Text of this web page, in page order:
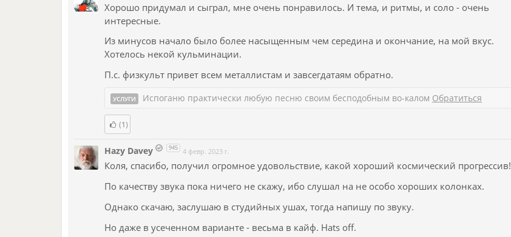
Хорошо придумал и сыграл, мне очень понравилось. И тема, и ритмы, и соло - очень
интересные.
Из минусов начало было более насыщенным чем середина и окончание, на мой вкус.
Хотелось некой кульминации.
П.с. физкульт привет всем металлистам и завсегдатаям обратно.
УСЛУГИ Испоганю практически любую песню своим бесподобным во-калом Обратиться
(1)
Hazy Davey 945 4 февр. 2023 г.
Коля, спасибо, получил огромное удовольствие, какой хороший космический прогрессив!
По качеству звука пока ничего не скажу, ибо слушал на не особо хороших колонках.
Однако скачаю, заслушаю в студийных ушах, тогда напишу по звуку.
Но даже в усеченном варианте - весьма в кайф. Hats off.